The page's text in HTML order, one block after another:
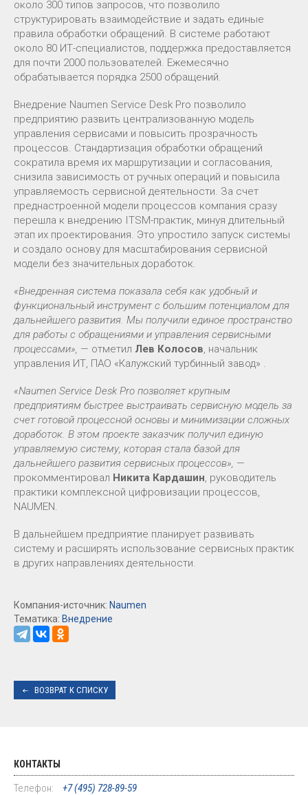
около 300 типов запросов, что позволило
структурировать взаимодействие и задать единые
правила обработки обращений. В системе работают
около 80 ИТ-специалистов, поддержка предоставляется
для почти 2000 пользователей. Ежемесячно
обрабатывается порядка 2500 обращений.
Внедрение Naumen Service Desk Pro позволило
предприятию развить централизованную модель
управления сервисами и повысить прозрачность
процессов. Стандартизация обработки обращений
сократила время их маршрутизации и согласования,
снизила зависимость от ручных операций и повысила
управляемость сервисной деятельности. За счет
преднастроенной модели процессов компания сразу
перешла к внедрению ITSM-практик, минуя длительный
этап их проектирования. Это упростило запуск системы
и создало основу для масштабирования сервисной
модели без значительных доработок.
«Внедренная система показала себя как удобный и
функциональный инструмент с большим потенциалом для
дальнейшего развития. Мы получили единое пространство
для работы с обращениями и управления сервисными
процессами», — отметил Лев Колосов, начальник
управления ИТ, ПАО «Калужский турбинный завод» .
«Naumen Service Desk Pro позволяет крупным
предприятиям быстрее выстраивать сервисную модель за
счет готовой процессной основы и минимизации сложных
доработок. В этом проекте заказчик получил единую
управляемую систему, которая стала базой для
дальнейшего развития сервисных процессов», —
прокомментировал Никита Кардашин, руководитель
практики комплексной цифровизации процессов,
NAUMEN.
В дальнейшем предприятие планирует развивать
систему и расширять использование сервисных практик
в других направлениях деятельности.
Компания-источник: Naumen
Тематика: Внедрение
ВОЗВРАТ К СПИСКУ
КОНТАКТЫ
Телефон:
+7 (495) 728-89-59